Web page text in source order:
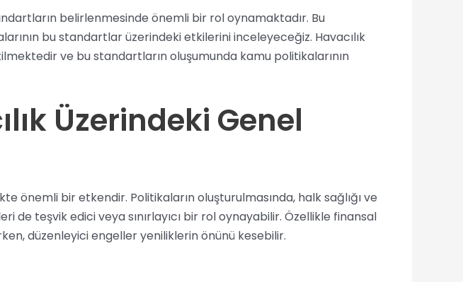
belirlenmesinde önemli bir rol oynamaktadır. Bu
bu standartlar üzerindeki etkilerini inceleyeceğiz. Havacılık
ve bu standartların oluşumunda kamu politikalarının
Üzerindeki Genel
önemli bir etkendir. Politikaların oluşturulmasında, halk sağlığı ve
teşvik edici veya sınırlayıcı bir rol oynayabilir. Özellikle finansal
düzenleyici engeller yeniliklerin önünü kesebilir.